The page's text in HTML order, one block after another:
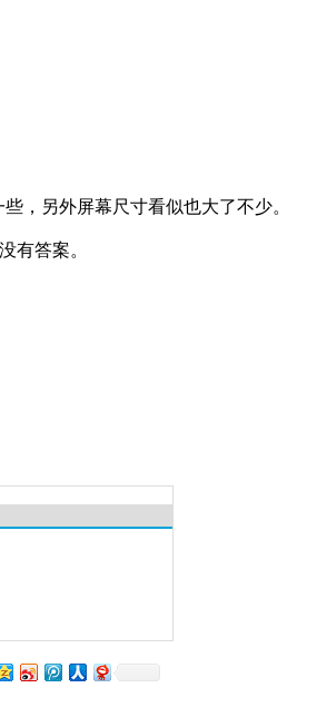
，另外屏幕尺寸看似也大了不少。
有答案。